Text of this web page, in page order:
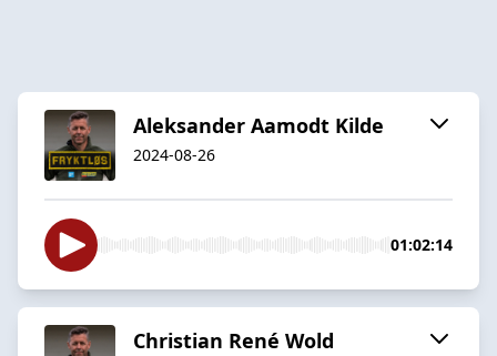
Aleksander Aamodt Kilde
2024-08-26
01:02:14
Christian René Wold